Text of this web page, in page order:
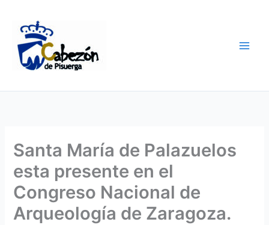
contenido
Santa María de Palazuelos
esta presente en el
Congreso Nacional de
Arqueología de Zaragoza.